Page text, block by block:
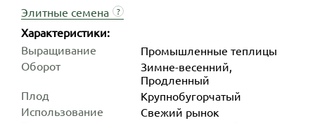
Элитные семена
?
Характеристики:
Выращивание
Промышленные теплицы
Оборот
Зимне-весенний,
Продленный
Плод
Крупнобугорчатый
Использование
Свежий рынок